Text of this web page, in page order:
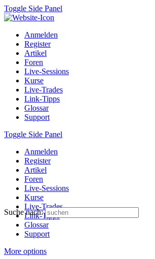
Toggle Side Panel
Anmelden
Register
Artikel
Foren
Live-Sessions
Kurse
Live-Trades
Link-Tipps
Glossar
Support
Toggle Side Panel
Anmelden
Register
Artikel
Foren
Live-Sessions
Kurse
Live-Trades
Link-Tipps
Glossar
Support
More options
Suche nach: